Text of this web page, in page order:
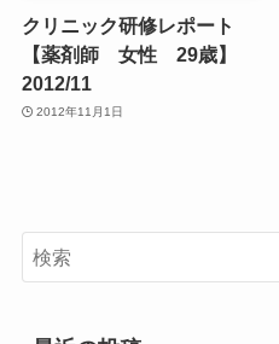
クリニック研修レポート
【薬剤師 女性 29歳】
2012/11
2012年11月1日